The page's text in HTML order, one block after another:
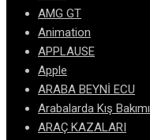
AMG GT
Animation
APPLAUSE
Apple
ARABA BEYNİ ECU
Arabalarda Kış Bakımı
ARAÇ KAZALARI